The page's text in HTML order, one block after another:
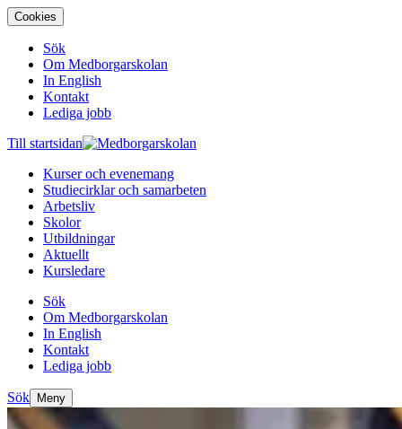
Cookies
Sök
Om Medborgarskolan
In English
Kontakt
Lediga jobb
Till startsidan
Kurser och evenemang
Studiecirklar och samarbeten
Arbetsliv
Skolor
Utbildningar
Aktuellt
Kursledare
Sök
Om Medborgarskolan
In English
Kontakt
Lediga jobb
Sök Meny